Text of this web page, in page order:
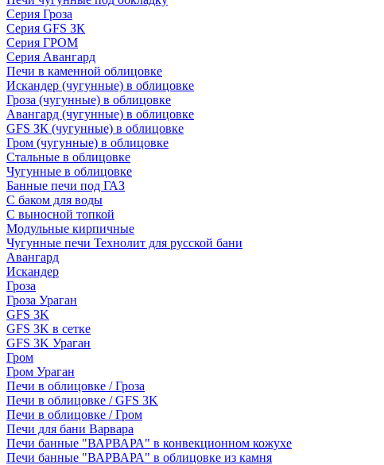
Серия Гроза
Серия GFS ЗК
Серия ГРОМ
Серия Авангард
Печи в каменной облицовке
Искандер (чугунные) в облицовке
Гроза (чугунные) в облицовке
Авангард (чугунные) в облицовке
GFS ЗК (чугунные) в облицовке
Гром (чугунные) в облицовке
Стальные в облицовке
Чугунные в облицовке
Банные печи под ГАЗ
С баком для воды
С выносной топкой
Модульные кирпичные
Чугунные печи Технолит для русской бани
Авангард
Искандер
Гроза
Гроза Ураган
GFS 3K
GFS 3K в сетке
GFS 3K Ураган
Гром
Гром Ураган
Печи в облицовке / Гроза
Печи в облицовке / GFS 3K
Печи в облицовке / Гром
Печи для бани Варвара
Печи банные "ВАРВАРА" в конвекционном кожухе
Печи банные "ВАРВАРА" в облицовке из камня